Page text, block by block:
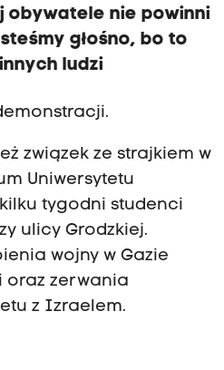
obywatele nie powinni
głośno, bo to
ludzi
związek ze strajkiem w
Uniwersytetu
tygodni studenci
ulicy Grodzkiej.
wojny w Gazie
oraz zerwania
z Izraelem.